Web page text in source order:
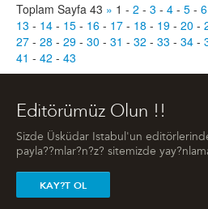
Toplam Sayfa 43 » 1 - 2 - 3 - 4 - 5 - 6
13 - 14 - 15 - 16 - 17 - 18 - 19 - 20 -
27 - 28 - 29 - 30 - 31 - 32 - 33 - 34 -
41 - 42 - 43
Editörümüz Olun !!
Sizde Üsküdar Istabul'un
payla??mlar?n?z? sitemizde
KAY?T OL